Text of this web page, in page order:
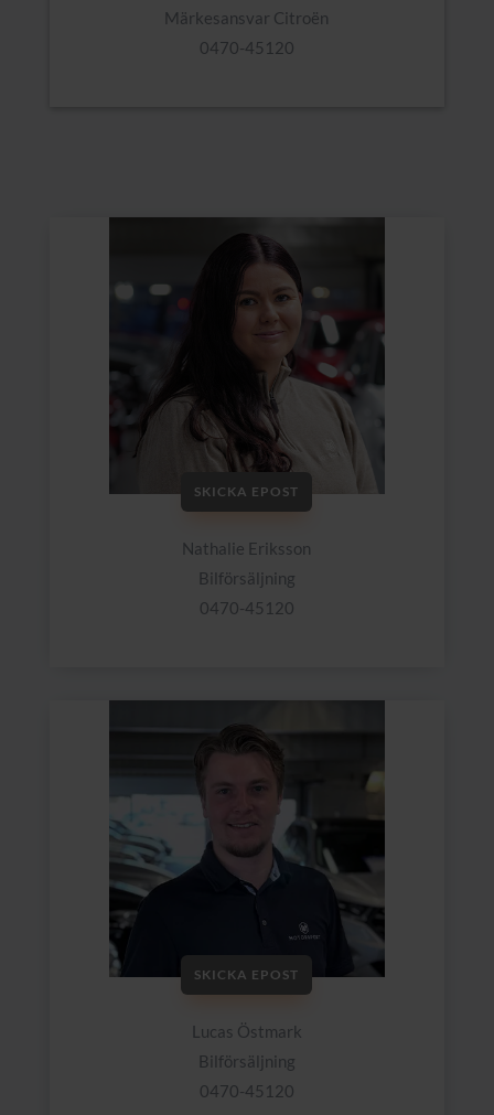
Märkesansvar Citroën
0470-45120
SKICKA EPOST
Nathalie Eriksson
Bilförsäljning
0470-45120
SKICKA EPOST
Lucas Östmark
Bilförsäljning
0470-45120